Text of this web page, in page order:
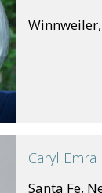
Caryl Emra
Santa Fe,